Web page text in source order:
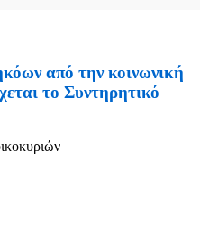
από την κοινωνική
το Συντηρητικό